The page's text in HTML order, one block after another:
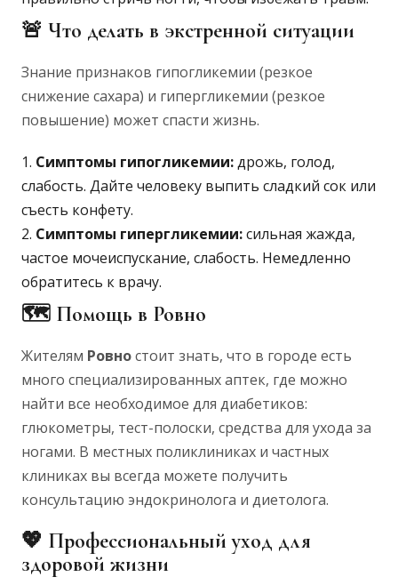
🚨 Что делать в экстренной ситуации
Знание признаков гипогликемии (резкое
снижение сахара) и гипергликемии (резкое
повышение) может спасти жизнь.
Симптомы гипогликемии:дрожь, голод,
слабость. Дайте человеку выпить сладкий сок или
съесть конфету.
Симптомы гипергликемии:сильная жажда,
частое мочеиспускание, слабость. Немедленно
обратитесь к врачу.
🗺️ Помощь в Ровно
Жителям Ровностоит знать, что в городе есть
много специализированных аптек, где можно
найти все необходимое для диабетиков:
глюкометры, тест-полоски, средства для ухода за
ногами. В местных поликлиниках и частных
клиниках вы всегда можете получить
консультацию эндокринолога и диетолога.
💖 Профессиональный уход для
здоровой жизни